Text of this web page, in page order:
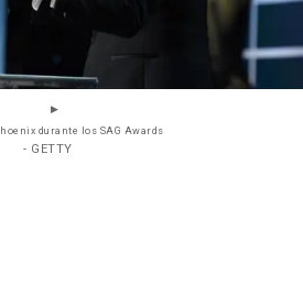
durante los SAG Awards
- GETTY